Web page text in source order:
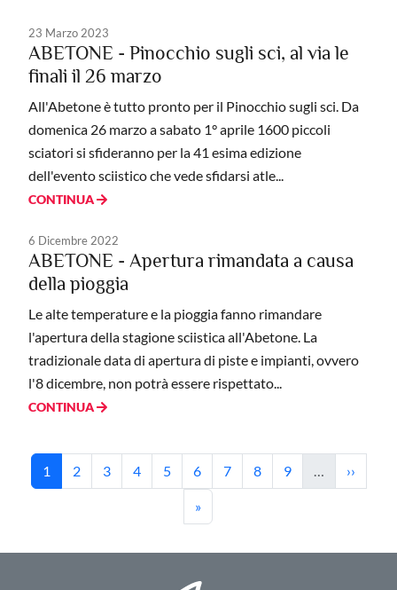
23 Marzo 2023
ABETONE - Pinocchio sugli sci, al via le
finali il 26 marzo
All'Abetone è tutto pronto per il Pinocchio sugli sci. Da
domenica 26 marzo a sabato 1° aprile 1600 piccoli
sciatori si sfideranno per la 41 esima edizione
dell'evento sciistico che vede sfidarsi atle...
CONTINUA
6 Dicembre 2022
ABETONE - Apertura rimandata a causa
della pioggia
Le alte temperature e la pioggia fanno rimandare
l'apertura della stagione sciistica all'Abetone. La
tradizionale data di apertura di piste e impianti, ovvero
l'8 dicembre, non potrà essere rispettato...
CONTINUA
Paginazione
Pagina attuale
1 Pagina
2 Pagina
3 Pagina
4 Pagina
5 Pagina
6 Pagina
7 Pagina
8 Pagina
9 … Pagina
››
Ultima pagina
»